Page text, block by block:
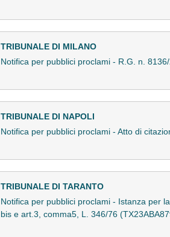
TRIBUNALE DI MILANO
Notifica per pubblici proclami - R.G. n.
TRIBUNALE DI NAPOLI
Notifica per pubblici proclami - Atto di
TRIBUNALE DI TARANTO
Notifica per pubblici proclami - Istanza per
bis e art.3, comma5, L. 346/76